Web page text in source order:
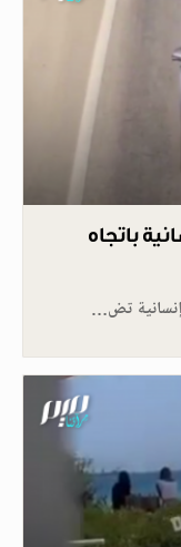
باتجاه
إنسانية تض…